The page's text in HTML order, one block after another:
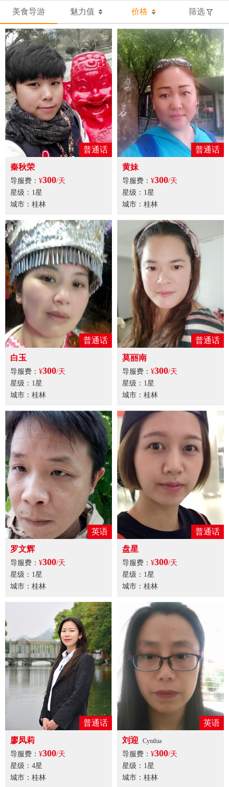
美食导游 魅力值 价格 筛选
普通话
秦秋荣
导服费： ¥300/天
星级：1星
城市：桂林
普通话
黄妹
导服费： ¥300/天
星级：1星
城市：桂林
普通话
白玉
导服费： ¥300/天
星级：1星
城市：桂林
普通话
莫丽南
导服费： ¥300/天
星级：1星
城市：桂林
英语
罗文辉
导服费： ¥300/天
星级：1星
城市：桂林
普通话
盘星
导服费： ¥300/天
星级：1星
城市：桂林
普通话
廖凤莉
导服费： ¥300/天
星级：4星
城市：桂林
英语
刘迎
Cynthia
导服费： ¥300/天
星级：1星
城市：桂林